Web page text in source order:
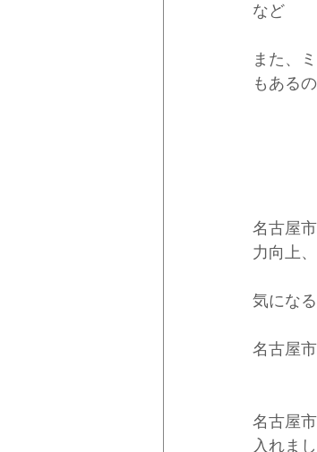
など
また、
もある
名古屋
力向上
気にな
名古屋
名古屋
入れま